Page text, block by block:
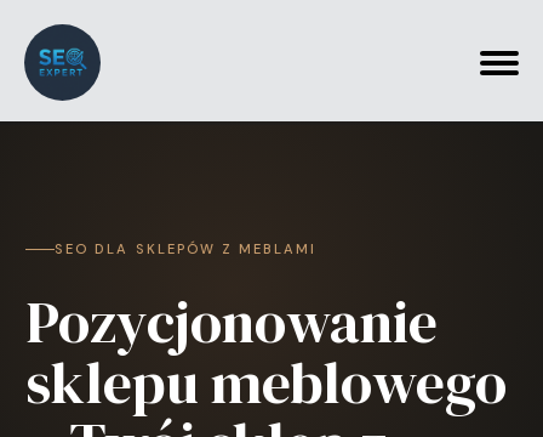
SEO DLA SKLEPÓW Z MEBLAMI
Pozycjonowanie
sklepu meblowego